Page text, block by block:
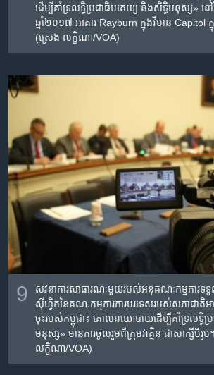
ដើម្បី​គាំទ្រ​លទ្ធិប្រជាធិបតេយ្យ ​និង​សិទ្ធិមនុស្ស‍»​ ​នៅ​ថ្
ឆ្នាំ២០១៧​ អាគារ Rayburn ក្នុង​វិមាន Capitol
(ស្រេង លក្ខិណា/VOA)
9
សវនាការ​សាធារណៈ​មួយរបស់​អនុ​គណៈកម្មការ​ទ
ស៊ីហ្វិក​នៃ​គណៈកម្មការការ​បរទេស​របស់​សភាជាតិ​អា
ចុះរបស់​កម្ពុជា​៖ ​គោល​នយោបាយ​ដើម្បី​គាំទ្រ​លទ្ធិ​ប្
មនុស្ស‍»​ មាន​ការ​ចូលរួម​ពី​ក្រុម​វាគ្មិន​ ជា​សាក្សី​បីរូប
លក្ខិណា/VOA)